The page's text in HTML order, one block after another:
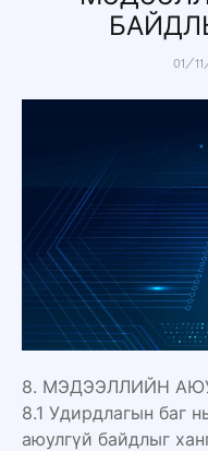
01/
8. МЭДЭЭЛЛИЙН
8.1 Удирдлагын баг
аюулгүй байдлыг